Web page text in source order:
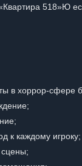
518»Ю
в хоррор-сфере
к каждому игроку;
сцены;